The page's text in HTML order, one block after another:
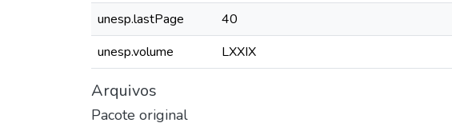
unesp.lastPage
40
unesp.volume
LXXIX
Arquivos
Pacote original